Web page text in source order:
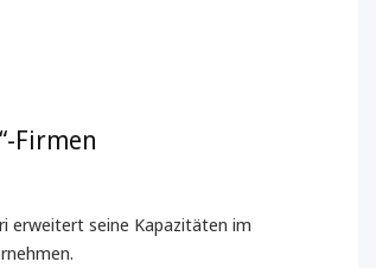
Firmen
erweitert seine Kapazitäten im